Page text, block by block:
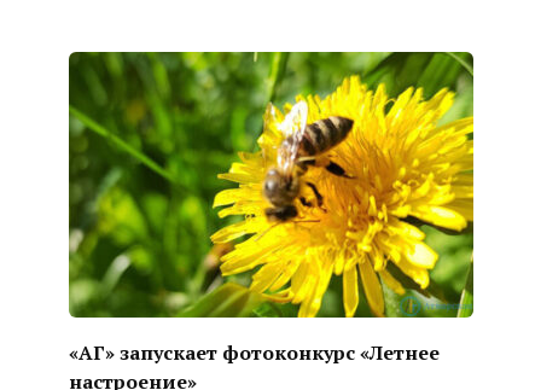
«АГ» запускает фотоконкурс «Летнее
настроение»